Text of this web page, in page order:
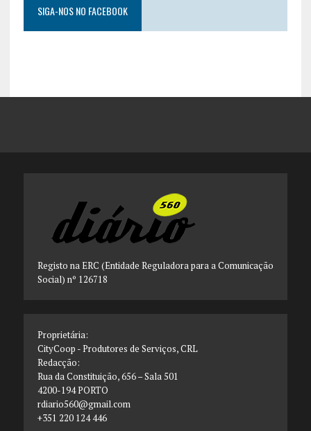
SIGA-NOS NO FACEBOOK
Registo na ERC (Entidade Reguladora para a Comunicação
Social) nº 126718
Proprietária:
CityCoop - Produtores de Serviços, CRL
Redacção:
Rua da Constituição, 656 – Sala 501
4200-194 PORTO
rdiario560@gmail.com
+351 220 124 446